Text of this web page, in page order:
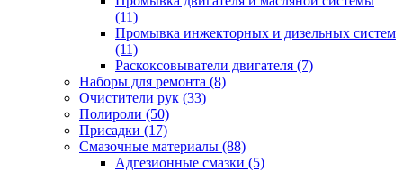
(11)
Промывка инжекторных и дизельных систем
(11)
Раскоксовыватели двигателя (7)
Наборы для ремонта (8)
Очистители рук (33)
Полироли (50)
Присадки (17)
Смазочные материалы (88)
Адгезионные смазки (5)